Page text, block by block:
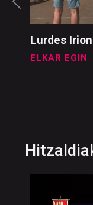
Lurdes
ELKAR EGIN